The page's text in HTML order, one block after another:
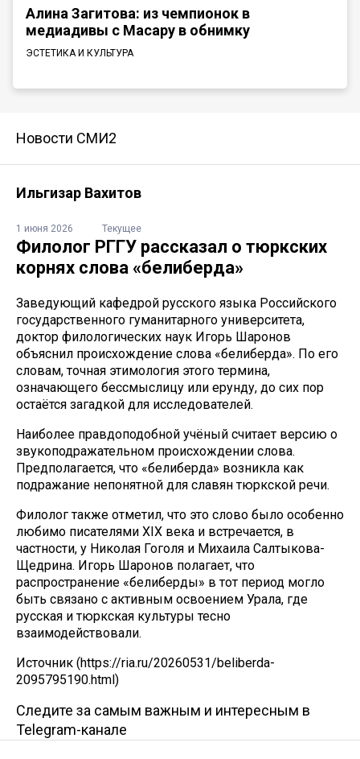
Алина Загитова: из чемпионок в
медиадивы с Масару в обнимку
ЭСТЕТИКА И КУЛЬТУРА
Новости СМИ2
Ильгизар Вахитов
1 июня 2026 Текущее
Филолог РГГУ рассказал о тюркских
корнях слова «белиберда»
Заведующий кафедрой русского языка Российского
государственного гуманитарного университета,
доктор филологических наук Игорь Шаронов
объяснил происхождение слова «белиберда». По его
словам, точная этимология этого термина,
означающего бессмыслицу или ерунду, до сих пор
остаётся загадкой для исследователей.
Наиболее правдоподобной учёный считает версию о
звукоподражательном происхождении слова.
Предполагается, что «белиберда» возникла как
подражание непонятной для славян тюркской речи.
Филолог также отметил, что это слово было особенно
любимо писателями XIX века и встречается, в
частности, у Николая Гоголя и Михаила Салтыкова-
Щедрина. Игорь Шаронов полагает, что
распространение «белиберды» в тот период могло
быть связано с активным освоением Урала, где
русская и тюркская культуры тесно
взаимодействовали.
Источник (https://ria.ru/20260531/beliberda-
2095795190.html)
Следите за самым важным и интересным в
Telegram-канале